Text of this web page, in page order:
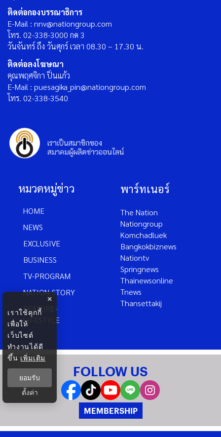
ติดต่อกองบรรณาธิการ
E-Mail : nnv@nationgroup.com
โทร. 02-338-3000 กด 3
วันจันทร์ ถึง วันศุกร์ เวลา 08.30 – 17.30 น.
ติดต่อลงโฆษณา
คุณพฤศจิกา ปิ่นแก้ว
E-Mail : puesagika_pin@nationgroup.com
โทร. 02-338-3540
หมวดหมู่ข่าว
HOME
NEWS
EXCLUSIVE
BUSINESS
TV-PROGRAM
NATION-STORY
FEATURE-
LIFESTYLE
พาร์ทเนอร์
The Nation
Nationgroup
Komchadluek
Bangkokbiznews
Nationtv
Springnews
Thainewsonline
Tnews
Thansettakij
FOLLOW US
MEMBERSHIP
×
เราใช้คุกกี้
เพื่อให้
เว็บไซต์
ทำงานได้ดี
ขึ้น เพิ่มเติม
ยอมรับ
ตั้งค่า